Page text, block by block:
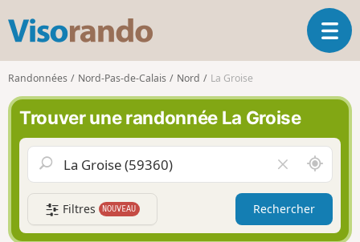
s
o
r
n
d
o
O
u
l
a
i
Randonnées Nord-Pas-de-Calais Nord La Groise
Trouver une randonnée La Groise
i
d
e
r
A
u
t
u
Filtres NOUVEAU Rechercher